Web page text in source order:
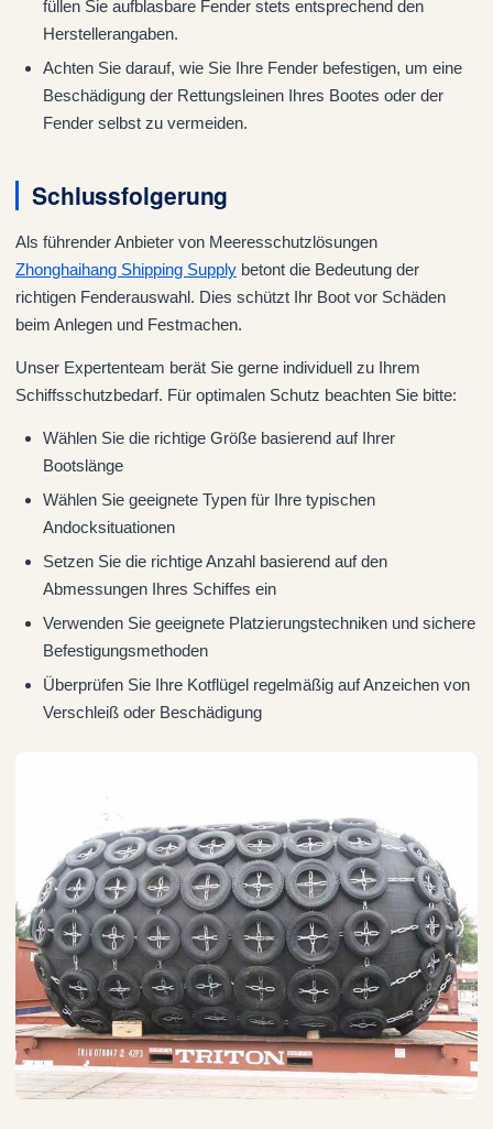
füllen Sie aufblasbare Fender stets entsprechend den
Herstellerangaben.
Achten Sie darauf, wie Sie Ihre Fender befestigen, um eine
Beschädigung der Rettungsleinen Ihres Bootes oder der
Fender selbst zu vermeiden.
Schlussfolgerung
Als führender Anbieter von Meeresschutzlösungen
Zhonghaihang Shipping Supply betont die Bedeutung der
richtigen Fenderauswahl. Dies schützt Ihr Boot vor Schäden
beim Anlegen und Festmachen.
Unser Expertenteam berät Sie gerne individuell zu Ihrem
Schiffsschutzbedarf. Für optimalen Schutz beachten Sie bitte:
Wählen Sie die richtige Größe basierend auf Ihrer
Bootslänge
Wählen Sie geeignete Typen für Ihre typischen
Andocksituationen
Setzen Sie die richtige Anzahl basierend auf den
Abmessungen Ihres Schiffes ein
Verwenden Sie geeignete Platzierungstechniken und sichere
Befestigungsmethoden
Überprüfen Sie Ihre Kotflügel regelmäßig auf Anzeichen von
Verschleiß oder Beschädigung